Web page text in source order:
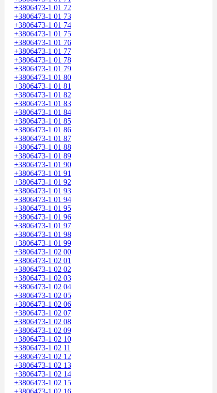
+3806473-1 01 72
+3806473-1 01 73
+3806473-1 01 74
+3806473-1 01 75
+3806473-1 01 76
+3806473-1 01 77
+3806473-1 01 78
+3806473-1 01 79
+3806473-1 01 80
+3806473-1 01 81
+3806473-1 01 82
+3806473-1 01 83
+3806473-1 01 84
+3806473-1 01 85
+3806473-1 01 86
+3806473-1 01 87
+3806473-1 01 88
+3806473-1 01 89
+3806473-1 01 90
+3806473-1 01 91
+3806473-1 01 92
+3806473-1 01 93
+3806473-1 01 94
+3806473-1 01 95
+3806473-1 01 96
+3806473-1 01 97
+3806473-1 01 98
+3806473-1 01 99
+3806473-1 02 00
+3806473-1 02 01
+3806473-1 02 02
+3806473-1 02 03
+3806473-1 02 04
+3806473-1 02 05
+3806473-1 02 06
+3806473-1 02 07
+3806473-1 02 08
+3806473-1 02 09
+3806473-1 02 10
+3806473-1 02 11
+3806473-1 02 12
+3806473-1 02 13
+3806473-1 02 14
+3806473-1 02 15
+3806473-1 02 16